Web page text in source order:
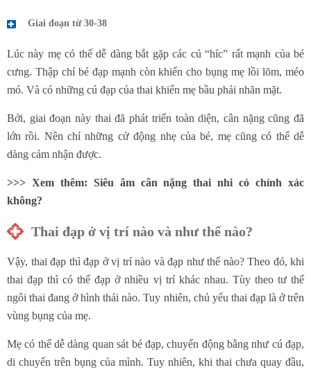
Giai đoạn từ 30-38
Lúc này mẹ có thể dễ dàng bắt gặp các cú “híc” rất mạnh của bé
cưng. Thập chí bé đạp mạnh còn khiến cho bụng mẹ lồi lõm, méo
mó. Và có những cú đạp của thai khiến mẹ bầu phải nhăn mặt.
Bởi, giai đoạn này thai đã phát triển toàn diện, cân nặng cũng đã
lớn rồi. Nên chỉ những cử động nhẹ của bé, mẹ cũng có thể dễ
dàng cảm nhận được.
>>> Xem thêm: Siêu âm cân nặng thai nhi có chính xác
không?
Thai đạp ở vị trí nào và như thế nào?
Vậy, thai đạp thì đạp ở vị trí nào và đạp như thế nào? Theo đó, khi
thai đạp thì có thể đạp ở nhiều vị trí khác nhau. Tùy theo tư thế
ngôi thai đang ở hình thái nào. Tuy nhiên, chủ yếu thai đạp là ở trên
vùng bụng của mẹ.
Mẹ có thể dễ dàng quan sát bé đạp, chuyển động bằng như cú đạp,
di chuyển trên bụng của mình. Tuy nhiên, khi thai chưa quay đầu,